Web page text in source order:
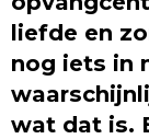
liefde en
nog iets in
wat dat is.